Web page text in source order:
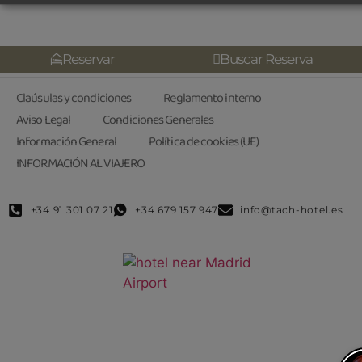
Reservar Buscar Reserva
Claúsulas y condiciones
Reglamento interno
Aviso Legal
Condiciones Generales
Información General
Política de cookies (UE)
INFORMACIÓN AL VIAJERO
+34 91 301 07 21 +34 679 157 947 info@tach-hotel.es